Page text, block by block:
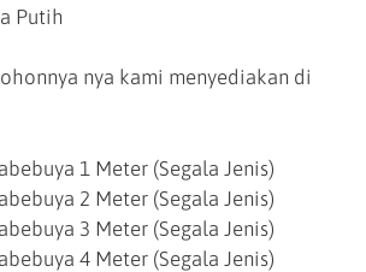
Putih
nya kami menyediakan di
1 Meter (Segala Jenis)
2 Meter (Segala Jenis)
3 Meter (Segala Jenis)
4 Meter (Segala Jenis)